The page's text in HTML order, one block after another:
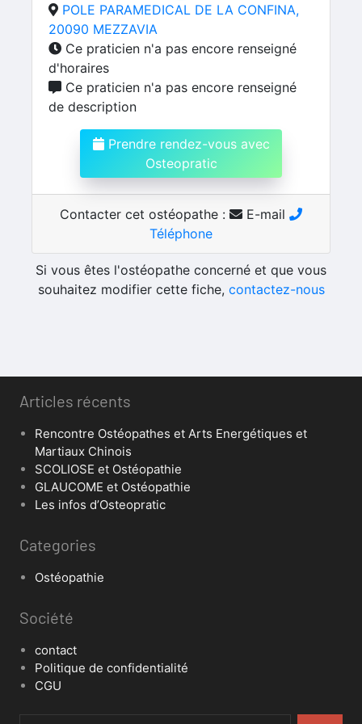
POLE PARAMEDICAL DE LA CONFINA,
20090 MEZZAVIA
Ce praticien n'a pas encore renseigné
d'horaires
Ce praticien n'a pas encore renseigné
de description
Prendre rendez-vous avec
Osteopratic
Contacter cet ostéopathe :
E-mail
Téléphone
Si vous êtes l'ostéopathe concerné et que vous
souhaitez modifier cette fiche, contactez-nous
Articles récents
Rencontre Ostéopathes et Arts Energétiques et
Martiaux Chinois
SCOLIOSE et Ostéopathie
GLAUCOME et Ostéopathie
Les infos d’Osteopratic
Categories
Ostéopathie
Société
contact
Politique de confidentialité
CGU